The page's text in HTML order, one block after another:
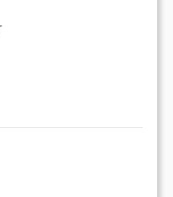
unseren
Leipzig
Google Ads-